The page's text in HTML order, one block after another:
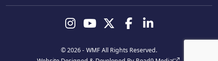
تابعنا
© 2026 - WMF All Rights Reserved.